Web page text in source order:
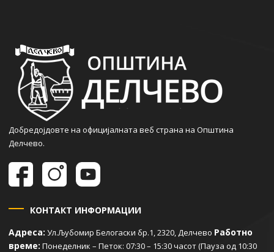
Добредојдовте на официјалната веб страна на Општина
Делчево.
КОНТАКТ ИНФОРМАЦИИ
Адреса: Ул.Љубомир Белогаски бр.1, 2320, Делчево Работно
време: Понеделник – Петок: 07:30 – 15:30 часот (Пауза од 10:30